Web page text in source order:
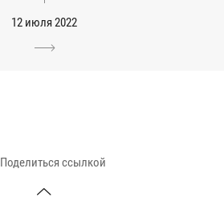
12 июля 2022
Поделиться ссылкой